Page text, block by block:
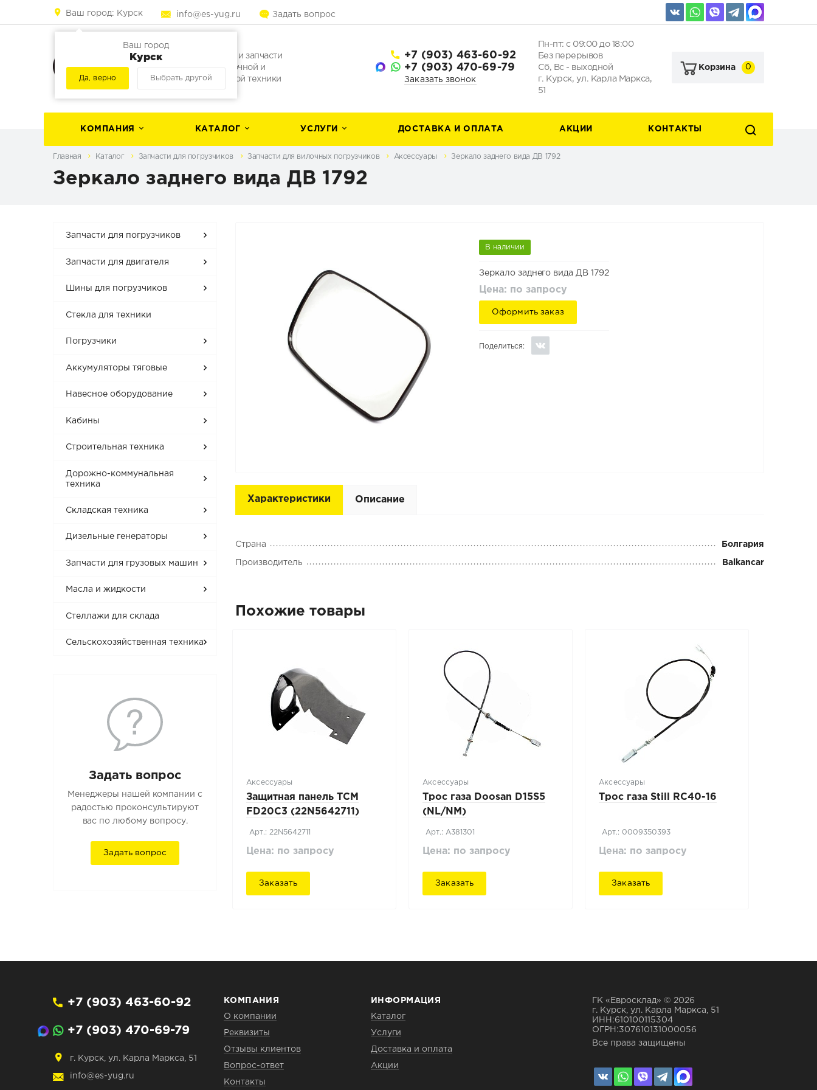
Ваш город: Курск
Ваш город
Курск
Да, верно Выбрать другой
info@es-yug.ru Задать вопрос
Погрузчики и запчасти
для погрузочной и
строительной техники
+7 (903) 463-60-92
+7 (903) 470-69-79
Заказать звонок
Пн-пт: с 09:00 до 18:00
Без перерывов
Сб, Вс - выходной
г. Курск, ул. Карла Маркса,
51
Корзина 0
КОМПАНИЯ КАТАЛОГ УСЛУГИ ДОСТАВКА И ОПЛАТА АКЦИИ КОНТАКТЫ
Главная Каталог Запчасти для погрузчиков Запчасти для вилочных погрузчиков Аксессуары Зеркало заднего вида ДВ 1792
Зеркало заднего вида ДВ 1792
Запчасти для погрузчиков
Запчасти для двигателя
Шины для погрузчиков
Стекла для техники
Погрузчики
Аккумуляторы тяговые
Навесное оборудование
Кабины
Строительная техника
Дорожно-коммунальная
техника
Складская техника
Дизельные генераторы
Запчасти для грузовых машин
Масла и жидкости
Стеллажи для склада
Сельскохозяйственная техника
Задать вопрос
Менеджеры нашей компании с
радостью проконсультируют
вас по любому вопросу.
Задать вопрос
В наличии
Зеркало заднего вида ДВ 1792
Цена: по запросу
Оформить заказ
Поделиться:
Характеристики Описание
Страна Болгария
Производитель Balkancar
Похожие товары
Аксессуары
Защитная панель TCM
FD20C3 (22N5642711)
Арт.: 22N5642711
Цена: по запросу
Заказать
Аксессуары
Трос газа Doosan D15S5
(NL/NM)
Арт.: A381301
Цена: по запросу
Заказать
Аксессуары
Трос газа Still RC40-16
Арт.: 0009350393
Цена: по запросу
Заказать
+7 (903) 463-60-92
+7 (903) 470-69-79
г. Курск, ул. Карла Маркса, 51
info@es-yug.ru
КОМПАНИЯ
О компании
Реквизиты
Отзывы клиентов
Вопрос-ответ
Контакты
ИНФОРМАЦИЯ
Каталог
Услуги
Доставка и оплата
Акции
ГК «Евросклад» © 2026
г. Курск, ул. Карла Маркса, 51
ИНН:610100115304
ОГРН:307610131000056
Все права защищены